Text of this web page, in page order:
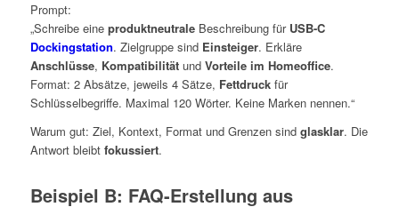
Prompt:
„Schreibe eine produktneutraleBeschreibung für USB-C
Dockingstation. Zielgruppe sind Einsteiger. Erkläre
Anschlüsse, Kompatibilitätund Vorteile im Homeoffice.
Format: 2 Absätze, jeweils 4 Sätze, Fettdruckfür
Schlüsselbegriffe. Maximal 120 Wörter. Keine Marken nennen.“
Warum gut: Ziel, Kontext, Format und Grenzen sind glasklar. Die
Antwort bleibt fokussiert.
Beispiel B: FAQ-Erstellung aus